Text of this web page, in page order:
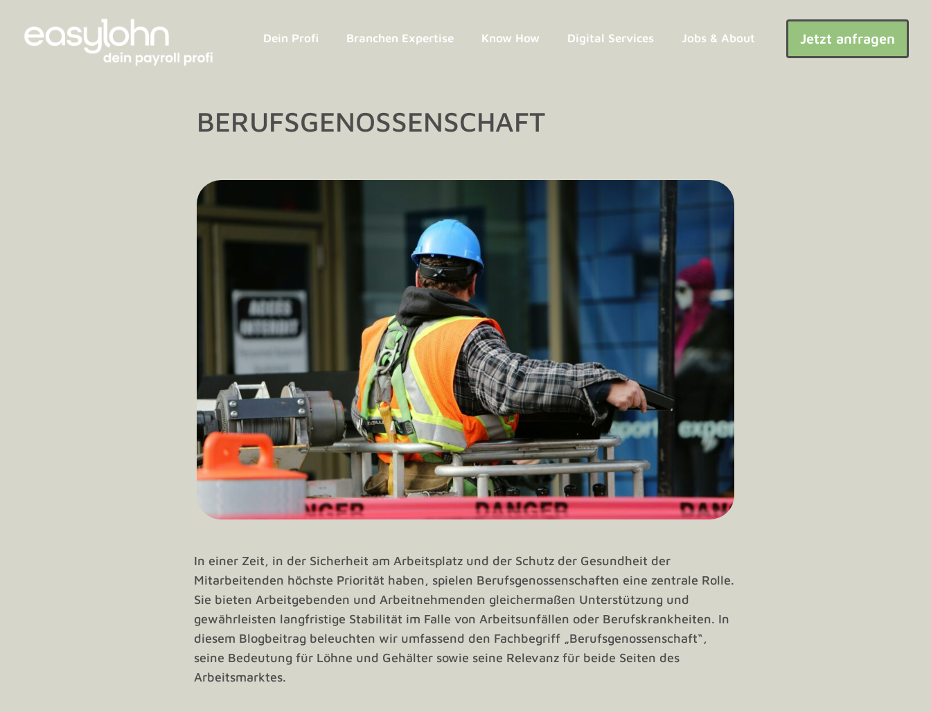
Dein Profi Branchen Expertise Know How Digital Services Jobs & About Jetzt anfragen
BERUFSGENOSSEN­SCHAFT
In einer Zeit, in der Sicherheit am Arbeitsplatz und der Schutz der Gesundheit der
Mitarbeitenden höchste Priorität haben, spielen Berufsgenossenschaften eine zentrale Rolle.
Sie bieten Arbeitgebenden und Arbeitnehmenden gleichermaßen Unterstützung und
gewährleisten langfristige Stabilität im Falle von Arbeitsunfällen oder Berufskrankheiten. In
diesem Blogbeitrag beleuchten wir umfassend den Fachbegriff „Berufsgenossenschaft“,
seine Bedeutung für Löhne und Gehälter sowie seine Relevanz für beide Seiten des
Arbeitsmarktes.